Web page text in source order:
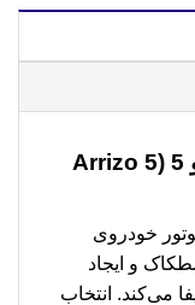
بغل یاتاقان آریزو 5 (Arrizo 5
خودروی
و ایجاد
می‌کند. انتخاب